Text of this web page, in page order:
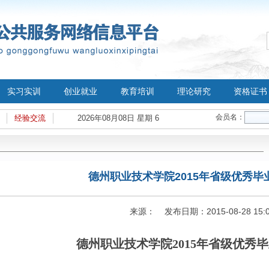
实习实训 创业就业 教育培训 理论研究 资格证书
经验交流 2026年08月08日 星期 6 会员名：
德州职业技术学院2015年省级优秀毕
来源： 发布日期：2015-08-28
德州职业技术学院2015年省级优秀